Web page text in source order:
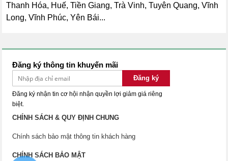
Thanh Hóa, Huế, Tiền Giang, Trà Vinh, Tuyên Quang, Vĩnh
Long, Vĩnh Phúc, Yên Bái...
Đăng ký thông tin khuyến mãi
Đăng ký
Đăng ký nhận tin cơ hội nhận quyền lợi giảm giá riêng
biệt.
CHÍNH SÁCH & QUY ĐỊNH CHUNG
Chính sách bảo mật thông tin khách hàng
CHÍNH SÁCH BẢO MẬT